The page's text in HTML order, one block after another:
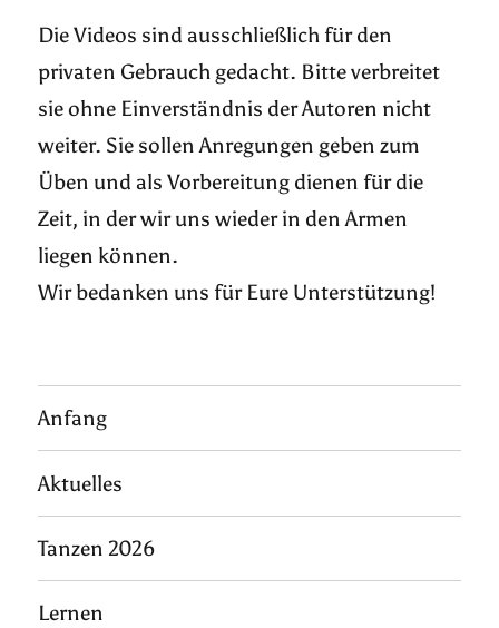
Die Videos sind ausschließlich für den
privaten Gebrauch gedacht. Bitte verbreitet
sie ohne Einverständnis der Autoren nicht
weiter. Sie sollen Anregungen geben zum
Üben und als Vorbereitung dienen für die
Zeit, in der wir uns wieder in den Armen
liegen können.
Wir bedanken uns für Eure Unterstützung!
Anfang
Aktuelles
Tanzen 2026
Lernen